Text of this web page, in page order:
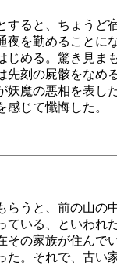
すると、ちょうど
を勤めることにな
じめる。驚き見ま
先刻の屍骸をなめ
妖魔の悪相を表し
じて懺悔した。
らうと、前の山の
ている、といわれ
その家族が住んで
た。それで、古い